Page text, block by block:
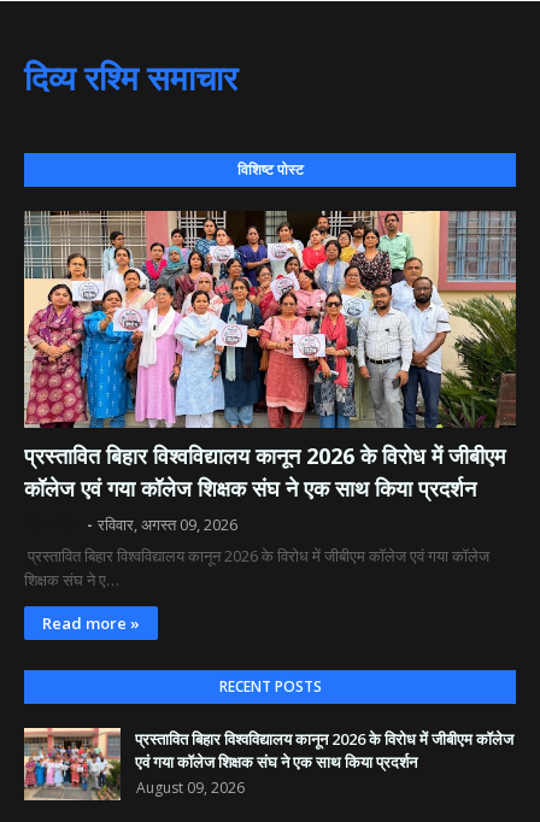
दिव्य रश्मि समाचार
विशिष्ट पोस्ट
​प्रस्तावित बिहार विश्वविद्यालय कानून 2026 के विरोध में जीबीएम
कॉलेज एवं गया कॉलेज शिक्षक संघ ने एक साथ किया प्रदर्शन
रविवार, अगस्त 09, 2026
​ प्रस्तावित बिहार विश्वविद्यालय कानून 2026 के विरोध में जीबीएम कॉलेज एवं गया कॉलेज
शिक्षक संघ ने ए…
Read more »
RECENT POSTS
​प्रस्तावित बिहार विश्वविद्यालय कानून 2026 के विरोध में जीबीएम कॉलेज
एवं गया कॉलेज शिक्षक संघ ने एक साथ किया प्रदर्शन
August 09, 2026